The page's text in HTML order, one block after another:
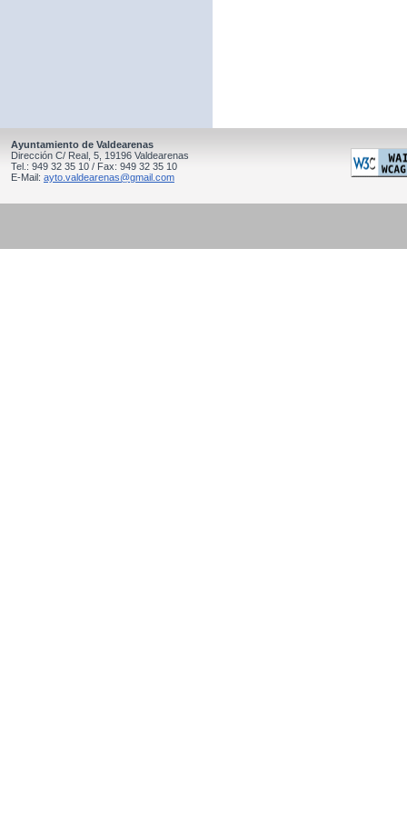
Ayuntamiento de Valdearenas
Dirección C/ Real, 5, 19196 Valdearenas
Tel.: 949 32 35 10 / Fax: 949 32 35 10
E-Mail: ayto.valdearenas@gmail.com